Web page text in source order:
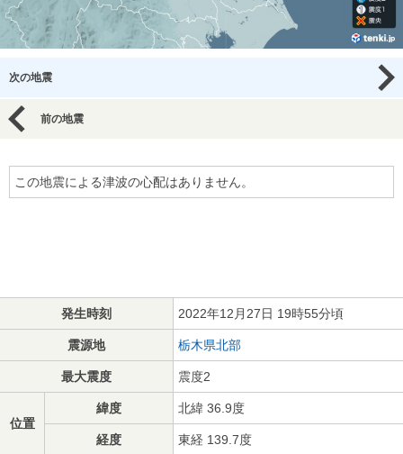
次の地震
前の地震
この地震による津波の心配はありません。
発生時刻 2022年12月27日 19時55分頃
震源地 栃木県北部
最大震度 震度2
位置
緯度 北緯 36.9度
経度 東経 139.7度